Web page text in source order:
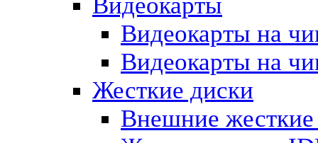
Видеокарты на
Видеокарты на
Жесткие диски
Внешние жесткие